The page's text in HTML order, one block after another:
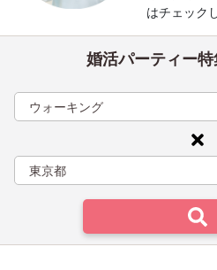
はチェック
婚活パーティー